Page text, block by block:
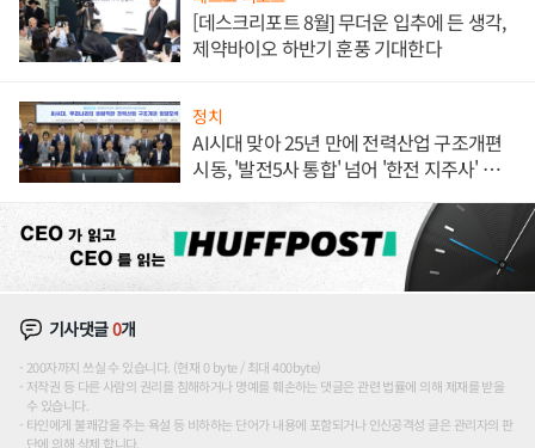
[데스크리포트 8월] 무더운 입추에 든 생각,
제약바이오 하반기 훈풍 기대한다
정치
AI시대 맞아 25년 만에 전력산업 구조개편
시동, '발전5사 통합' 넘어 '한전 지주사' 재편
기사댓글0개
200자까지 쓰실 수 있습니다. (현재 0 byte / 최대 400byte)
저작권 등 다른 사람의 권리를 침해하거나 명예를 훼손하는 댓글은 관련 법률에 의해 제재를 받을
수 있습니다.
타인에게 불쾌감을 주는 욕설 등 비하하는 단어가 내용에 포함되거나 인신공격성 글은 관리자의 판
단에 의해 삭제 합니다.